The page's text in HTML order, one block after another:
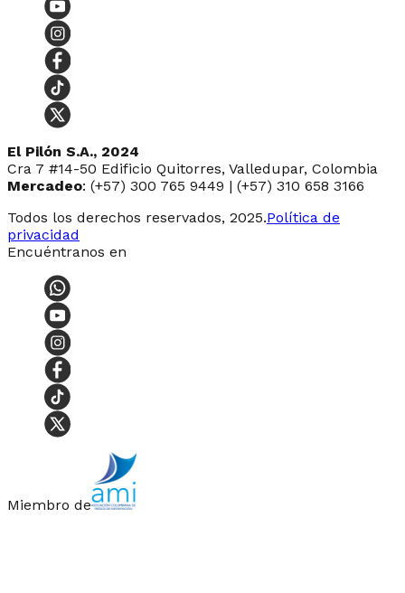
El Pilón S.A., 2024
Cra 7 #14-50 Edificio Quitorres, Valledupar, Colombia
Mercadeo: (+57) 300 765 9449 | (+57) 310 658 3166
Todos los derechos reservados, 2025.Política de
privacidad
Encuéntranos en
Miembro de